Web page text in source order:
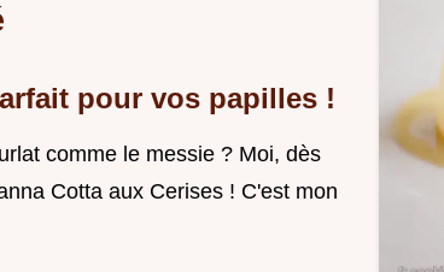
pour vos papilles !
comme le messie ? Moi, dès
Cotta aux Cerises ! C'est mon